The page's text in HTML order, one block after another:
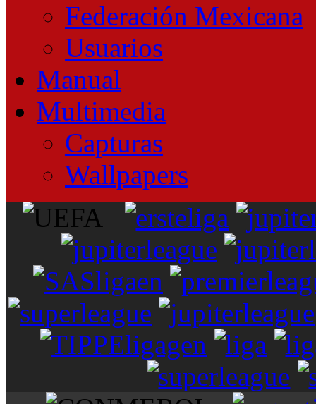
Federación Mexicana
Usuarios
Manual
Multimedia
Capturas
Wallpapers